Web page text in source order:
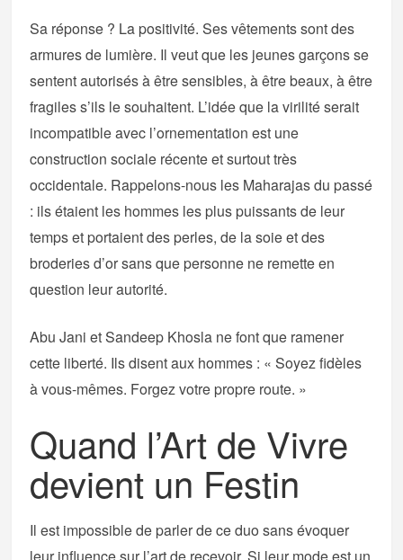
Sa réponse ? La positivité. Ses vêtements sont des
armures de lumière. Il veut que les jeunes garçons se
sentent autorisés à être sensibles, à être beaux, à être
fragiles s’ils le souhaitent. L’idée que la virilité serait
incompatible avec l’ornementation est une
construction sociale récente et surtout très
occidentale. Rappelons-nous les Maharajas du passé
: ils étaient les hommes les plus puissants de leur
temps et portaient des perles, de la soie et des
broderies d’or sans que personne ne remette en
question leur autorité.
Abu Jani et Sandeep Khosla ne font que ramener
cette liberté. Ils disent aux hommes : « Soyez fidèles
à vous-mêmes. Forgez votre propre route. »
Quand l’Art de Vivre
devient un Festin
Il est impossible de parler de ce duo sans évoquer
leur influence sur l’art de recevoir. Si leur mode est un